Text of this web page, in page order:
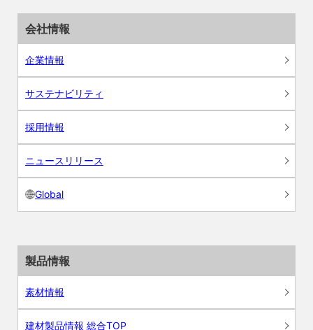
会社情報
企業情報
サステナビリティ
採用情報
ニュースリリース
Global
製品情報
素材情報
建材製品情報 総合TOP